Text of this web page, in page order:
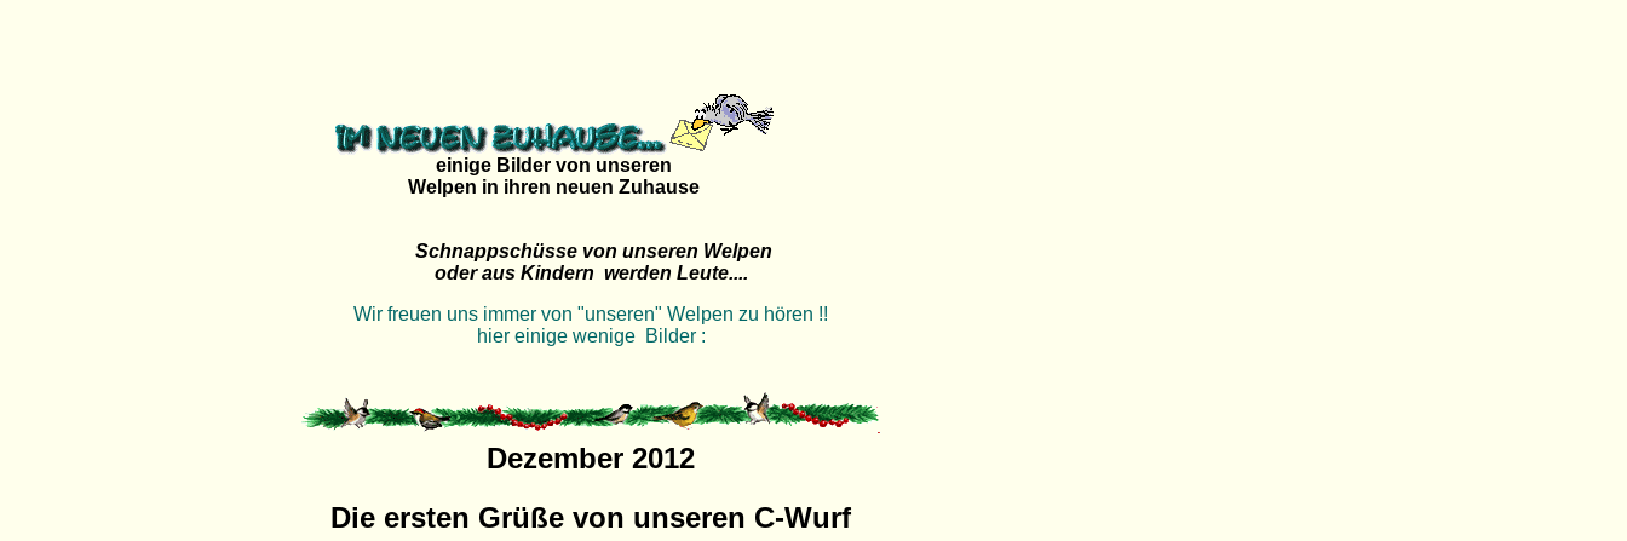
einige Bilder von unseren
Welpen in ihren neuen Zuhause
Schnappschüsse von unseren Welpen
oder aus Kindern werden Leute....
Wir freuen uns immer von "unseren" Welpen zu hören !!
hier einige wenige Bilder :
Dezember 2012
Die ersten Grüße von unseren C-Wurf